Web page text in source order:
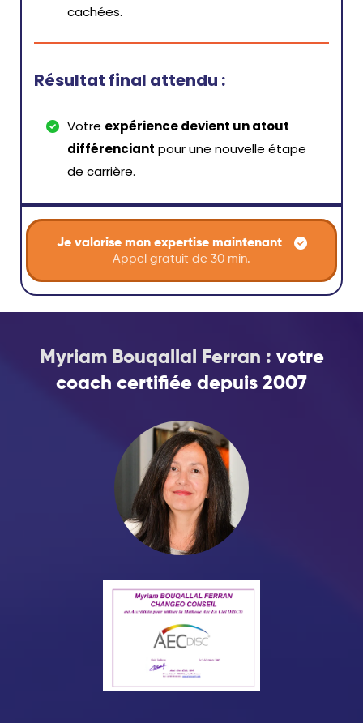
cachées.
Résultat final attendu :
Votre expérience devient un atout
différenciant pour une nouvelle étape
de carrière.
Je valorise mon expertise maintenant
Appel gratuit de 30 min.
Myriam Bouqallal Ferran : votre
coach certifiée depuis 2007